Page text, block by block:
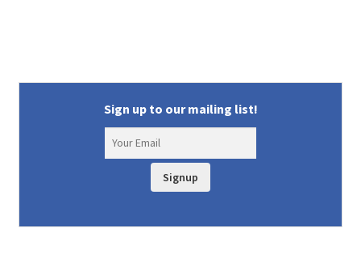
Sign up to our mailing list!
Signup